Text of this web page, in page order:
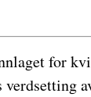
for